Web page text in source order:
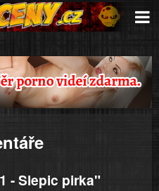
- Slepic pirka"